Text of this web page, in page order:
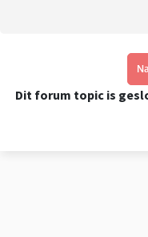
Dit forum topic is